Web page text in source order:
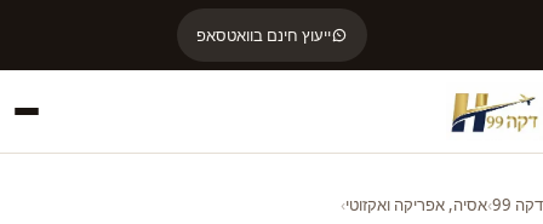
ייעוץ חינם בוואטסאפ
דקה 99 ›אסיה, אפריקה ואקזוטי›